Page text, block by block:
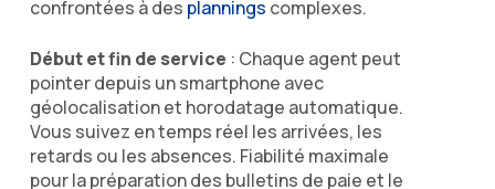
confrontées à des plannings complexes.
Début et fin de service : Chaque agent peut
pointer depuis un smartphone avec
géolocalisation et horodatage automatique.
Vous suivez en temps réel les arrivées, les
retards ou les absences. Fiabilité maximale
pour la préparation des bulletins de paie et le